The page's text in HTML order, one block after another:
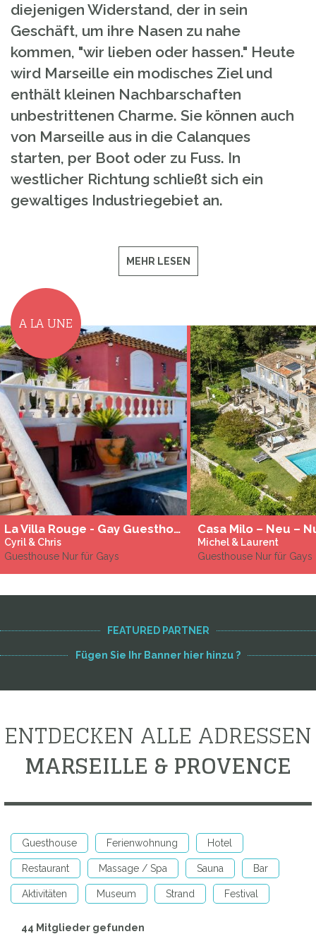
diejenigen Widerstand, der in sein
Geschäft, um ihre Nasen zu nahe
kommen, "wir lieben oder hassen." Heute
wird Marseille ein modisches Ziel und
enthält kleinen Nachbarschaften
unbestrittenen Charme. Sie können auch
von Marseille aus in die Calanques
starten, per Boot oder zu Fuss. In
westlicher Richtung schließt sich ein
gewaltiges Industriegebiet an.
MEHR LESEN
A LA UNE
La Villa Rouge - Gay Guesthouse Saint-Tropez
Cyril & Chris
Guesthouse Nur für Gays
Michel & Laurent
Guesthouse Nur für Gays
FEATURED PARTNER
Fügen Sie Ihr Banner hier hinzu ?
ENTDECKEN ALLE ADRESSEN
MARSEILLE & PROVENCE
Guesthouse Ferienwohnung Hotel
Restaurant Massage / Spa Sauna Bar
Aktivitäten Museum Strand Festival
44 Mitglieder gefunden